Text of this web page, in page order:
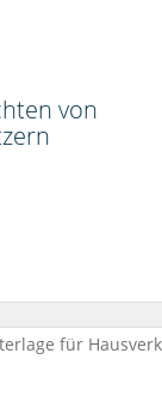
von